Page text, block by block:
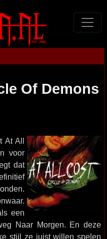
Of Demons
At All
voor
dat
een
Naar Morgen. En deze
stijl ze juist willen spelen